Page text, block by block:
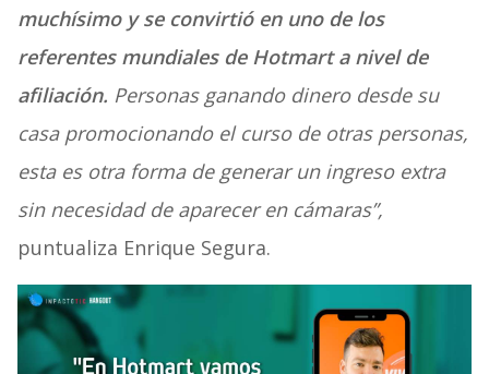
muchísimo y se convirtió en uno de los
referentes mundiales de Hotmart a nivel de
afiliación. Personas ganando dinero desde su
casa promocionando el curso de otras personas,
esta es otra forma de generar un ingreso extra
sin necesidad de aparecer en cámaras”,
puntualiza Enrique Segura.